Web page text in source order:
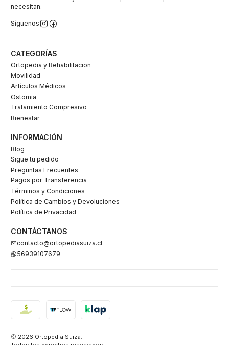
necesitan.
Síguenos
CATEGORÍAS
Ortopedia y Rehabilitacion
Movilidad
Artículos Médicos
Ostomia
Tratamiento Compresivo
Bienestar
INFORMACIÓN
Blog
Sigue tu pedido
Preguntas Frecuentes
Pagos por Transferencia
Términos y Condiciones
Política de Cambios y Devoluciones
Política de Privacidad
CONTÁCTANOS
contacto@ortopediasuiza.cl
56939107679
2026 Ortopedia Suiza.